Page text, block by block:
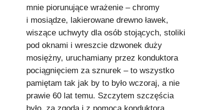
mnie piorunujące wrażenie – chromy
i mosiądze, lakierowane drewno ławek,
wiszące uchwyty dla osób stojących, stoliki
pod oknami i wreszcie dzwonek duży
mosiężny, uruchamiany przez konduktora
pociągnięciem za sznurek – to wszystko
pamiętam tak jak by to było wczoraj, a nie
prawie 60 lat temu. Szczytem szczęścia